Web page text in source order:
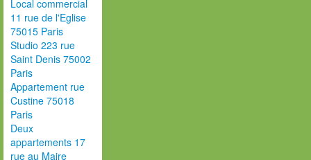
Local commercial
11 rue de l'Eglise
75015 Paris
Studio 223 rue
Saint Denis 75002
Paris
Appartement rue
Custine 75018
Paris
Deux
appartements 17
rue au Maire